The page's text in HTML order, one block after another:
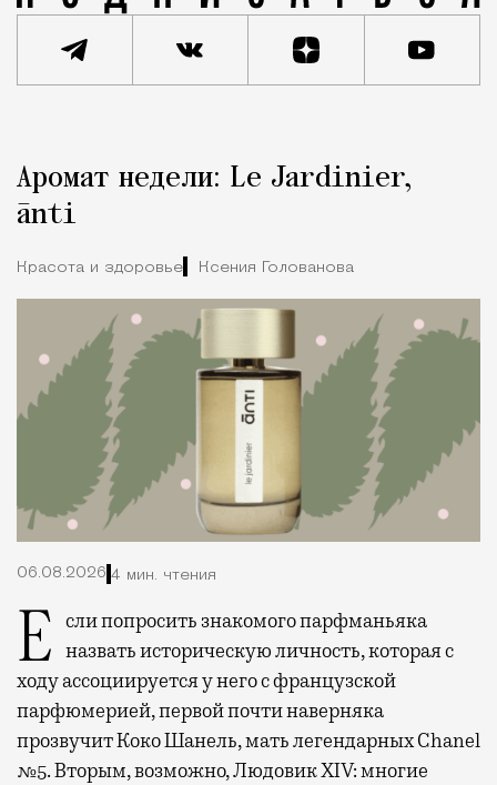
Город
Аромат недели: Le Jardinier,
ānti
Красота и здоровье Ксения Голованова
06.08.2026 4 мин. чтения
Если попросить знакомого парфманьяка назвать историческую личность, которая с
ходу ассоциируется у него с французской
парфюмерией, первой почти наверняка
прозвучит Коко Шанель, мать легендарных Chanel
№5. Вторым, возможно, Людовик XIV: многие